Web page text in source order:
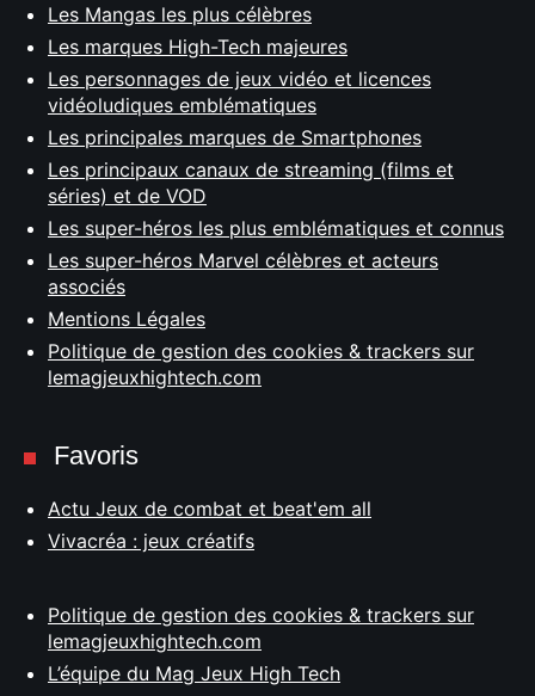
Les Mangas les plus célèbres
Les marques High-Tech majeures
Les personnages de jeux vidéo et licences
vidéoludiques emblématiques
Les principales marques de Smartphones
Les principaux canaux de streaming (films et
séries) et de VOD
Les super-héros les plus emblématiques et connus
Les super-héros Marvel célèbres et acteurs
associés
Mentions Légales
Politique de gestion des cookies & trackers sur
lemagjeuxhightech.com
Favoris
Actu Jeux de combat et beat'em all
Vivacréa : jeux créatifs
Politique de gestion des cookies & trackers sur
lemagjeuxhightech.com
L’équipe du Mag Jeux High Tech